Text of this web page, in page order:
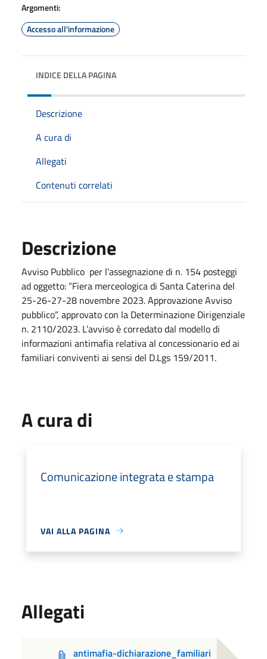
Argomenti:
Accesso all'informazione
INDICE DELLA PAGINA
Descrizione
A cura di
Allegati
Contenuti correlati
Descrizione
Avviso Pubblico per l’assegnazione di n. 154 posteggi
ad oggetto: “Fiera merceologica di Santa Caterina del
25-26-27-28 novembre 2023. Approvazione Avviso
pubblico”, approvato con la Determinazione Dirigenziale
n. 2110/2023. L’avviso è corredato dal modello di
informazioni antimafia relativa al concessionario ed ai
familiari conviventi ai sensi del D.Lgs 159/2011.
A cura di
Comunicazione integrata e stampa
VAI ALLA PAGINA
Allegati
antimafia-dichiarazione_familiari